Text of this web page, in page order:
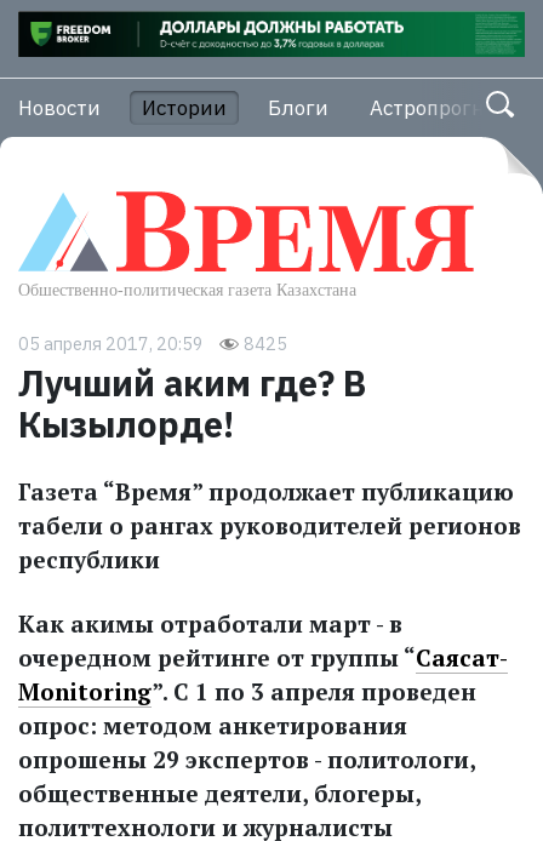
Новости Истории Блоги Астропрогноз
05 апреля 2017, 20:59 8425
Лучший аким где? В
Кызылорде!
Газета “Время” продолжает публикацию
табели о рангах руководителей регионов
республики
Как акимы отработали март - в
очередном рейтинге от группы “Саясат-
Monitoring”. С 1 по 3 апреля проведен
опрос: методом анкетирования
опрошены 29 экспертов - политологи,
общественные деятели, блогеры,
политтехнологи и журналисты